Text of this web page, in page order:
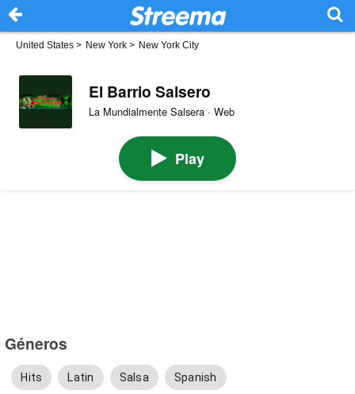
United States > New York > New York City
El Barrio Salsero
La Mundialmente Salsera · Web
Play
Géneros
Hits Latin Salsa Spanish